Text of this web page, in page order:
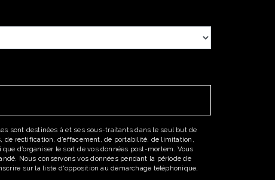
sont destinées à et ses sous-traitants dans le seul but de
de rectification, d’effacement, de portabilité, de limitation,
d’organiser le sort de vos données post-mortem. Vous
Nous conservons vos données pendant la période de
sur la liste d'opposition au démarchage téléphonique,